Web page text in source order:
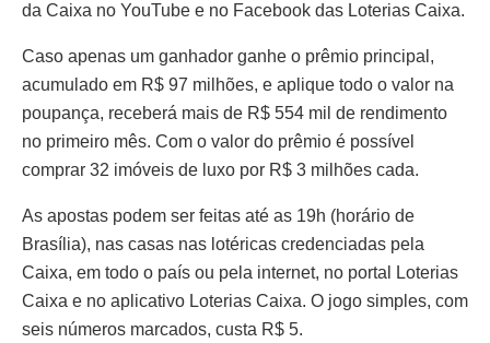
da Caixa no YouTube e no Facebook das Loterias Caixa.
Caso apenas um ganhador ganhe o prêmio principal,
acumulado em R$ 97 milhões, e aplique todo o valor na
poupança, receberá mais de R$ 554 mil de rendimento
no primeiro mês. Com o valor do prêmio é possível
comprar 32 imóveis de luxo por R$ 3 milhões cada.
As apostas podem ser feitas até as 19h (horário de
Brasília), nas casas nas lotéricas credenciadas pela
Caixa, em todo o país ou pela internet, no portal Loterias
Caixa e no aplicativo Loterias Caixa. O jogo simples, com
seis números marcados, custa R$ 5.